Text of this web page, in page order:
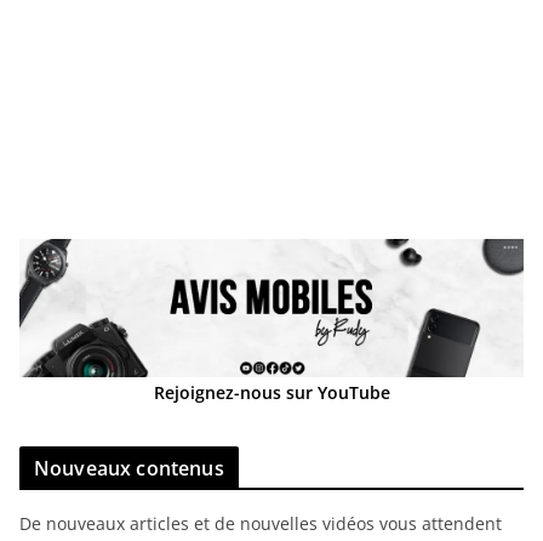
Rejoignez-nous sur YouTube
Nouveaux contenus
De nouveaux articles et de nouvelles vidéos vous attendent